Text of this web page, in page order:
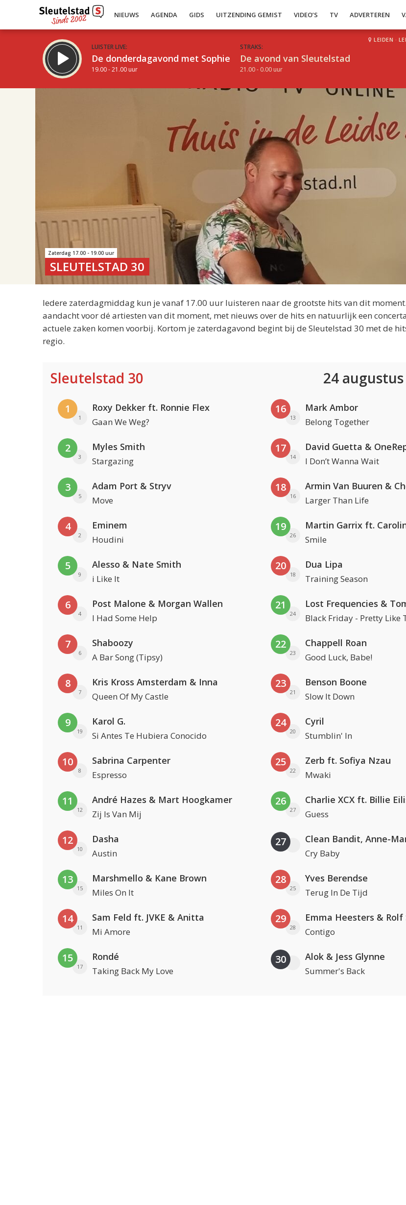
NIEUWS AGENDA GIDS UITZENDING GEMIST VIDEO’S TV ADVERTEREN
LUISTER LIVE:
De donderdagavond met Sophie
19.00 - 21.00 uur
STRAKS:
De avond van Sleutelstad
21.00 - 0.00 uur
LEIDEN ·
Zaterdag 17.00 - 19.00 uur
SLEUTELSTAD 30
Iedere zaterdagmiddag kun je vanaf 17.00 uur luisteren naar de grootste hits van dit
aandacht voor dé artiesten van dit moment, met nieuws over de hits en natuurlijk een
actuele zaken komen voorbij. Kortom je zaterdagavond begint bij de Sleutelstad 30 met de
regio.
Sleutelstad 30 24
1
1
Roxy Dekker ft. Ronnie Flex
Gaan We Weg?
2
3
Myles Smith
Stargazing
3
5
Adam Port & Stryv
Move
4
2
Eminem
Houdini
5
9
Alesso & Nate Smith
i Like It
6
4
Post Malone & Morgan Wallen
I Had Some Help
7
6
Shaboozy
A Bar Song (Tipsy)
8
7
Kris Kross Amsterdam & Inna
Queen Of My Castle
9
19
Karol G.
Si Antes Te Hubiera Conocido
10
8
Sabrina Carpenter
Espresso
11
12
André Hazes & Mart Hoogkamer
Zij Is Van Mij
12
10
Dasha
Austin
13
15
Marshmello & Kane Brown
Miles On It
14
11
Sam Feld ft. JVKE & Anitta
Mi Amore
15
17
Rondé
Taking Back My Love
16
13
Mark Ambor
Belong Together
17
14
David Guetta &
I Don’t Wanna Wait
18
16
Armin Van Buuren &
Larger Than Life
19
26
Martin Garrix ft.
Smile
20
18
Dua Lipa
Training Season
21
24
Lost Frequencies &
Black Friday - Pretty Like
22
23
Chappell Roan
Good Luck, Babe!
23
21
Benson Boone
Slow It Down
24
20
Cyril
Stumblin' In
25
22
Zerb ft. Sofiya Nzau
Mwaki
26
27
Charlie XCX ft. Billie
Guess
27
Cry Baby
28
25
Yves Berendse
Terug In De Tijd
29
28
Emma Heesters & Rolf
Contigo
30 Alok & Jess Glynne
Summer's Back